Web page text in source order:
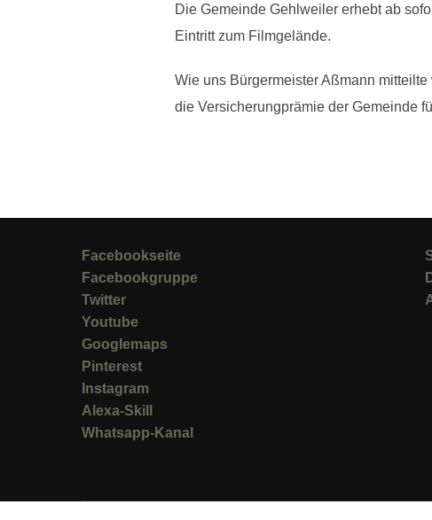
Die Gemeinde Gehlweiler erhebt ab
Eintritt zum Filmgelände.
Wie uns Bürgermeister Aßmann
die Versicherungprämie der Gemeinde
Facebookseite
Facebookgruppe
Twitter
Youtube
Googlemaps
Pinterest
Instagram
Alexa-Skill
Whatsapp-Kanal